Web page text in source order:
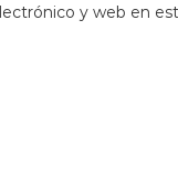
y web en